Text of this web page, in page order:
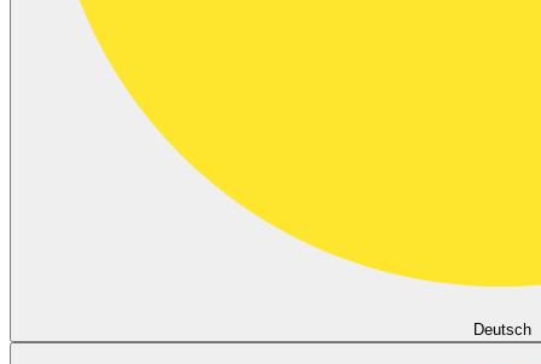
Deutsch